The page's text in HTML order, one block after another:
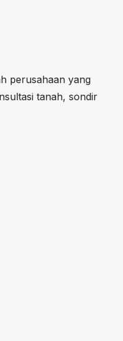
perusahaan yang
tanah, sondir